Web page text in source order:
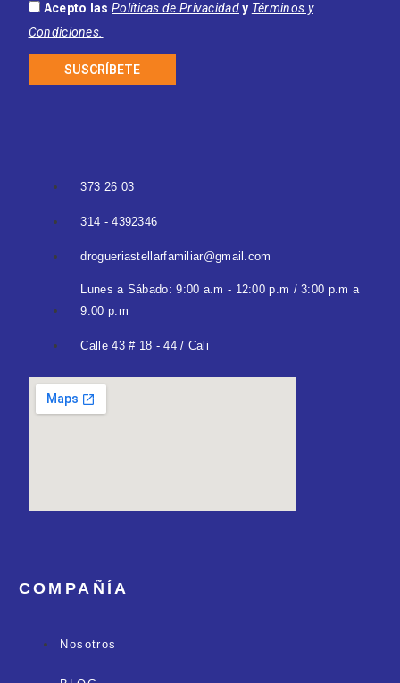
Acepto las Políticas de Privacidad y Términos y
Condiciones.
SUSCRÍBETE
373 26 03
314 - 4392346
drogueriastellarfamiliar@gmail.com
Lunes a Sábado: 9:00 a.m - 12:00 p.m / 3:00 p.m a
9:00 p.m
Calle 43 # 18 - 44 / Cali
COMPAÑÍA
Nosotros